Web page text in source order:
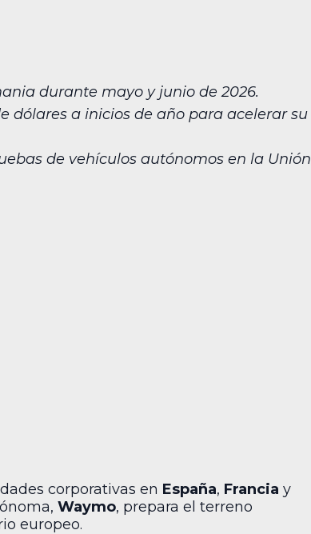
durante mayo y junio de 2026.
dólares a inicios de año para acelerar su
de vehículos autónomos en la Unión
corporativas en España, Francia y
Waymo, prepara el terreno
europeo.